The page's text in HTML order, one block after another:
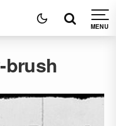
brush